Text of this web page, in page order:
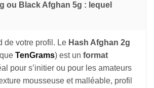
ou Black Afghan 5g : lequel
de votre profil. Le Hash Afghan 2g
TenGrams) est un format
pour s’initier ou pour les amateurs
mousseuse et malléable, profil